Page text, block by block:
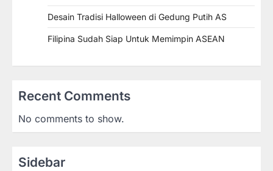
Desain Tradisi Halloween di Gedung Putih AS
Filipina Sudah Siap Untuk Memimpin ASEAN
Recent Comments
No comments to show.
Sidebar